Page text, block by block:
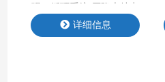
强、循环系统 压降⼤特点
专⻔设计开发。 优化温度
采样及响应速度，专⻔设
详细信息